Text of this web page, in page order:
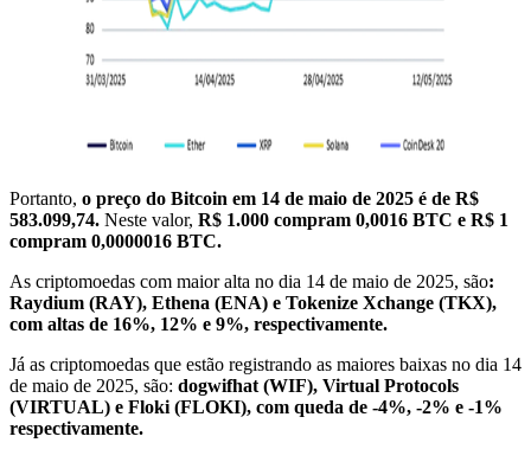
Portanto, o preço do Bitcoin em 14 de maio de 2025 é de R$
583.099,74. Neste valor, R$ 1.000 compram 0,0016 BTC e R$ 1
compram 0,0000016 BTC.
As criptomoedas com maior alta no dia 14 de maio de 2025, são:
Raydium (RAY), Ethena (ENA) e Tokenize Xchange (TKX),
com altas de 16%, 12% e 9%, respectivamente.
Já as criptomoedas que estão registrando as maiores baixas no dia 14
de maio de 2025, são: dogwifhat (WIF), Virtual Protocols
(VIRTUAL) e Floki (FLOKI), com queda de -4%, -2% e -1%
respectivamente.